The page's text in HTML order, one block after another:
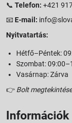
📞 Telefon: +421
📧 E-mail:
Nyitvatartás:
Hétfő–Péntek:
Szombat:
Vasárnap: Zárva
👉 Bolt
Információk